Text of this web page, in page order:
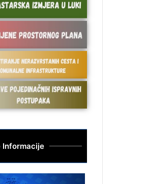
Informacije